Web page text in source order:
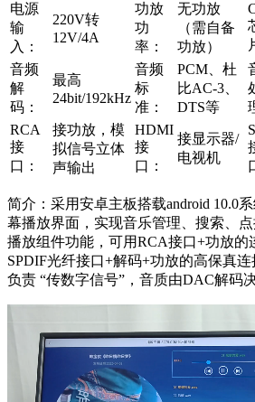
电源
输
入：
220V转
12V/4A
功放
功
率：
无功放
（需自备
功放）
音频
解
码：
最高
24bit/192kHz
音频
标
准：
PCM、杜
比AC-3、
DTS等
RCA
接
口：
接功放，模
拟信号立体
声输出
HDMI
接
口：
接显示器/
电视机
简介：采用安卓主板搭载android 10.0
幕播放界面，实现音乐管理、搜索、
播放组件功能，可用RCA接口+功放的
SPDIF光纤接口+解码+功放的高保真
负责 “传数字信号”，音质由DAC解码决